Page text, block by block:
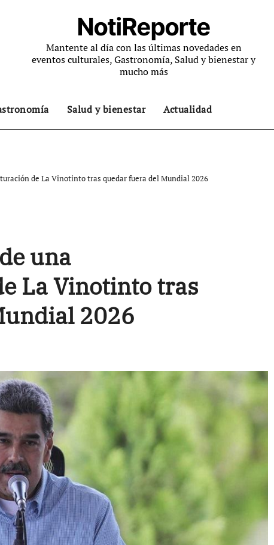
NotiReporte
Mantente al día con las últimas novedades en
eventos culturales, Gastronomía, Salud y bienestar y
mucho más
Salud y bienestar Actualidad
de La Vinotinto tras quedar fuera del Mundial 2026
una
La Vinotinto tras
2026